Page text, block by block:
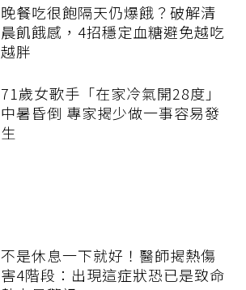
晚餐吃很飽隔天仍爆餓？破解清
晨飢餓感，4招穩定血糖避免越吃
越胖
71歲女歌手「在家冷氣開28度」
中暑昏倒 專家揭少做一事容易發
生
不是休息一下就好！醫師揭熱傷
害4階段：出現這症狀恐已是致命